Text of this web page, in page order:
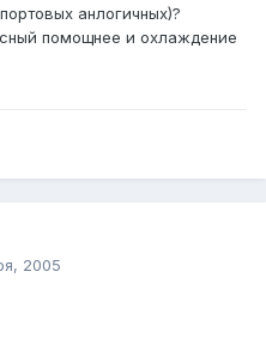
анлогичных)?
помощнее и охлаждение
2005